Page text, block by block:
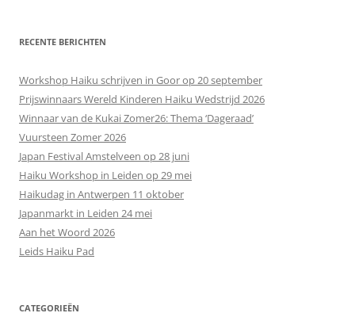
RECENTE BERICHTEN
Workshop Haiku schrijven in Goor op 20 september
Prijswinnaars Wereld Kinderen Haiku Wedstrijd 2026
Winnaar van de Kukai Zomer26: Thema ‘Dageraad’
Vuursteen Zomer 2026
Japan Festival Amstelveen op 28 juni
Haiku Workshop in Leiden op 29 mei
Haikudag in Antwerpen 11 oktober
Japanmarkt in Leiden 24 mei
Aan het Woord 2026
Leids Haiku Pad
CATEGORIEËN